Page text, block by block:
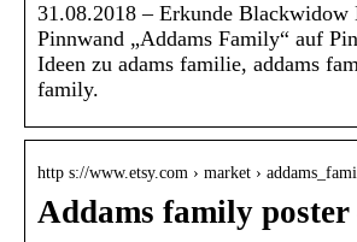
31.08.2018 – Erkunde Blackwidow
Pinnwand „Addams Family“ auf
Ideen zu adams familie, addams
family.
http s://www.etsy.com › market ›
Addams family poster